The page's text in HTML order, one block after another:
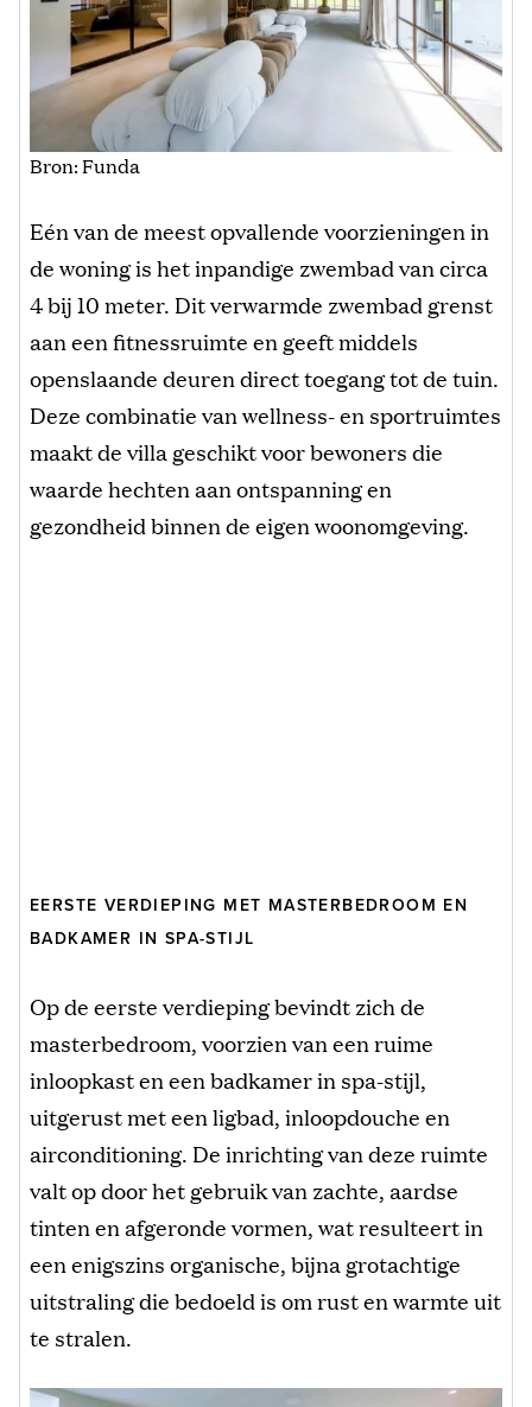
Bron: Funda
Eén van de meest opvallende voorzieningen in
de woning is het inpandige zwembad van circa
4 bij 10 meter. Dit verwarmde zwembad grenst
aan een fitnessruimte en geeft middels
openslaande deuren direct toegang tot de tuin.
Deze combinatie van wellness- en sportruimtes
maakt de villa geschikt voor bewoners die
waarde hechten aan ontspanning en
gezondheid binnen de eigen woonomgeving.
EERSTE VERDIEPING MET MASTERBEDROOM EN
BADKAMER IN SPA-STIJL
Op de eerste verdieping bevindt zich de
masterbedroom, voorzien van een ruime
inloopkast en een badkamer in spa-stijl,
uitgerust met een ligbad, inloopdouche en
airconditioning. De inrichting van deze ruimte
valt op door het gebruik van zachte, aardse
tinten en afgeronde vormen, wat resulteert in
een enigszins organische, bijna grotachtige
uitstraling die bedoeld is om rust en warmte uit
te stralen.